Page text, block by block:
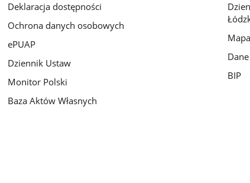
Deklaracja dostępności
Ochrona danych osobowych
ePUAP
Dziennik Ustaw
Monitor Polski
Baza Aktów Własnych
BIP